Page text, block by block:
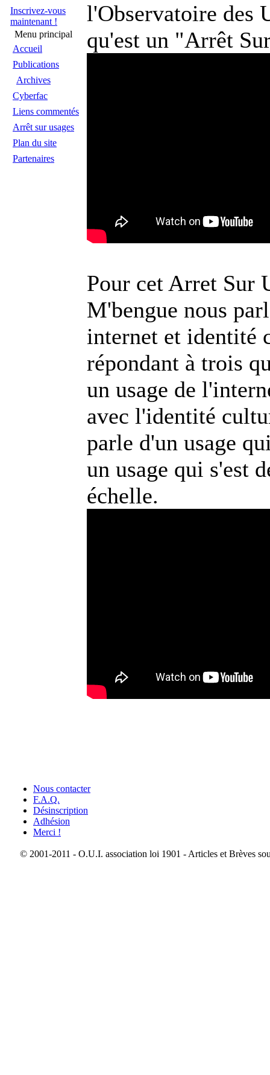
Inscrivez-vous
maintenant !
Menu principal
Accueil
Publications
Archives
Cyberfac
Liens commentés
Arrêt sur usages
Plan du site
Partenaires
l'Observatoire des
qu'est un "Arrêt
Pour cet Arret Sur
M'bengue nous
internet et identité
répondant à trois
un usage de
avec l'identité
parle d'un usage
un usage qui s'est
échelle.
Nous contacter
F.A.Q.
Désinscription
Adhésion
Merci !
© 2001-2011 - O.U.I. association loi 1901 - Articles et Brèves